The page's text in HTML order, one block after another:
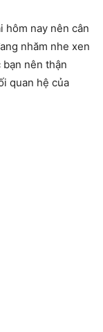
hôm nay nên cân
nhăm nhe xen
nên thận
quan hệ của